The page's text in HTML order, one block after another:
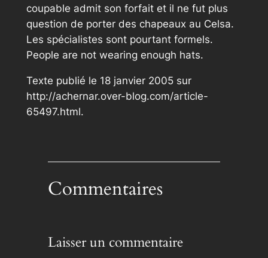
coupable admit son forfait et il ne fut plus
question de porter des chapeaux au Celsa.
Les spécialistes sont pourtant formels.
People are not wearing enough hats.
Texte publié le 18 janvier 2005 sur
http://achernar.over-blog.com/article-
65497.html.
Commentaires
Laisser un commentaire